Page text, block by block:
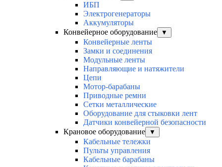
ИБП
Электрогенераторы
Аккумуляторы
Конвейерное оборудование
▼
Конвейерные ленты
Замки и соединения
Модульные ленты
Направляющие и натяжители
Цепи
Мотор-барабаны
Приводные ремни
Сетки металлические
Оборудование для стыковки лент
Датчики конвейерной безопасности
Крановое оборудование
▼
Кабельные тележки
Пульты управления
Кабельные барабаны